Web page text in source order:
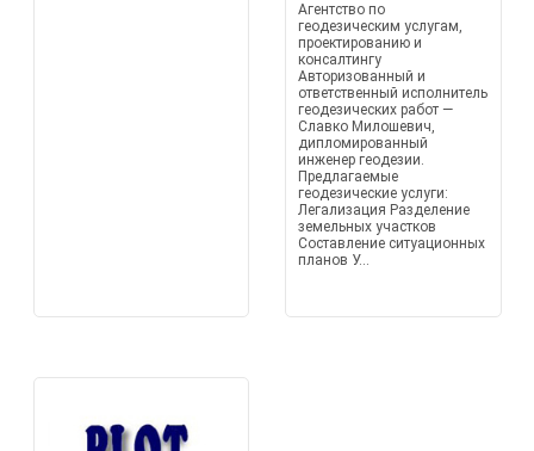
Агентство по
геодезическим услугам,
проектированию и
консалтингу
Авторизованный и
ответственный исполнитель
геодезических работ —
Славко Милошевич,
дипломированный
инженер геодезии.
Предлагаемые
геодезические услуги:
Легализация Разделение
земельных участков
Составление ситуационных
планов У...